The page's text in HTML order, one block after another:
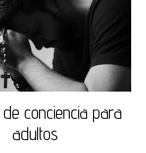
conciencia para
adultos